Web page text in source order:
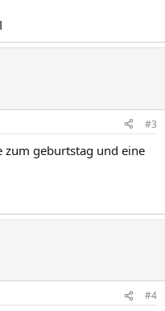
#3
zum geburtstag und eine
#4